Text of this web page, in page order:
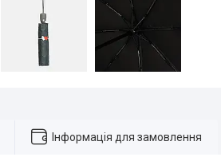
Інформація для замовлення